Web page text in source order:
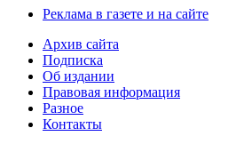
Реклама в газете и на сайте
Архив сайта
Подписка
Об издании
Правовая информация
Разное
Контакты